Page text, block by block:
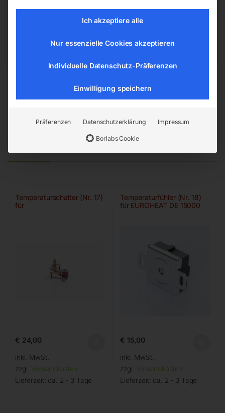
Österreich
Ähnliche Produkte
Temperaturschalter (Nr. 17)
für
€ 24,00
inkl. MwSt.
zzgl. Versandkosten
Lieferzeit: ca. 2 - 3 Tage
Temperaturfühler (Nr. 18)
für EUROHEAT DE 15000
€ 15,00
inkl. MwSt.
zzgl. Versandkosten
Lieferzeit: ca. 2 - 3 Tage
Ich akzeptiere alle
Nur essenzielle Cookies akzeptieren
Individuelle Datenschutz-Präferenzen
Einwilligung speichern
Präferenzen Datenschutzerklärung Impressum
Borlabs Cookie